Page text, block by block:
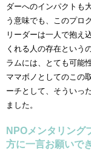
ダーへのインパクトも
う意味でも、このプロ
リーダーは一人で抱え
くれる人の存在という
ラムには、とても可能
ママボノとしてのこの
ーチとして、そういっ
ました。
NPOメンタリング
方に一言お願いで